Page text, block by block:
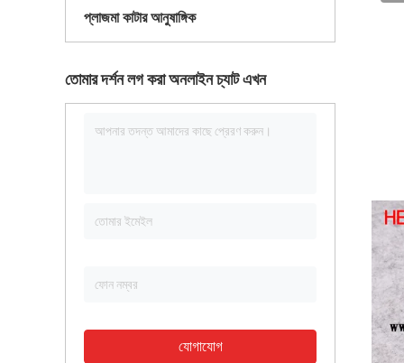
প্লাজমা কাটার আনুষাঙ্গিক
তোমার দর্শন লগ করা অনলাইন চ্যাট এখন
যোগাযোগ